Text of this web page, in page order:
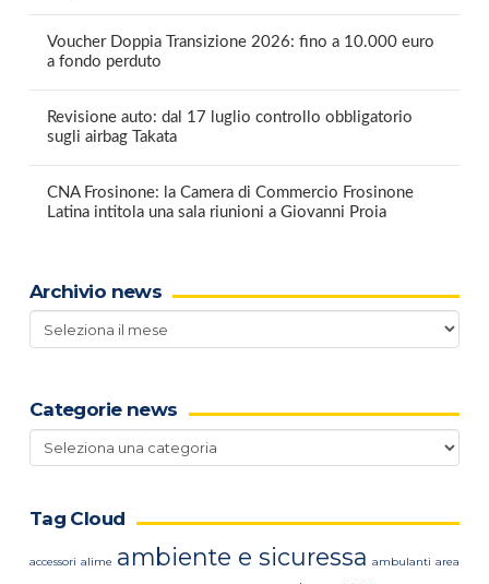
Voucher Doppia Transizione 2026: fino a 10.000 euro
a fondo perduto
Revisione auto: dal 17 luglio controllo obbligatorio
sugli airbag Takata
CNA Frosinone: la Camera di Commercio Frosinone
Latina intitola una sala riunioni a Giovanni Proia
Archivio news
Archivio
news
Categorie news
Categorie
news
Tag Cloud
accessori alime ambiente e sicuressa ambulanti area